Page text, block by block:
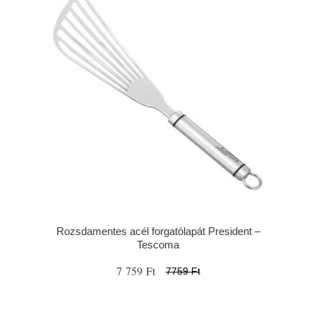
Rozsdamentes acél forgatólapát President –
Tescoma
7 759 Ft 7759 Ft